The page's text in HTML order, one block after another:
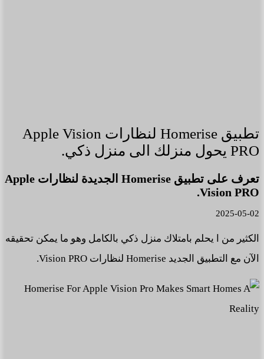
تطبيق Homerise لنظارات Apple Vision
PRO يحول منزلك الى منزل ذكي.
تعرف على تطبيق Homerise الجديدة لنظارات Apple
Vision PRO.
2025-05-02
الكثير من ا يحلم بامتلاك منزل ذكي بالكامل وهو ما يمكن تحقيقه
الآن مع التطبيق الجديد Homerise لنظارات Vision PRO.